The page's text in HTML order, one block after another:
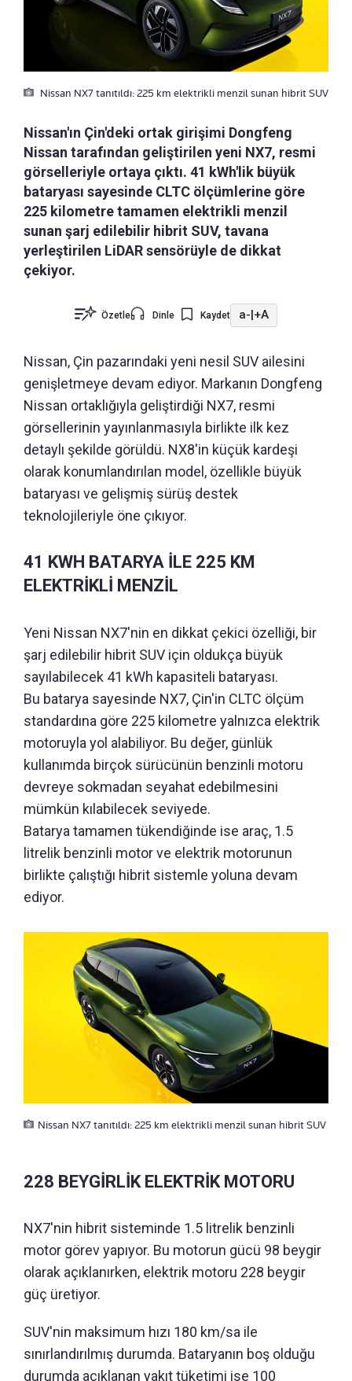
Nissan NX7 tanıtıldı: 225 km elektrikli menzil sunan hibrit SUV
Nissan'ın Çin'deki ortak girişimi Dongfeng
Nissan tarafından geliştirilen yeni NX7, resmi
görselleriyle ortaya çıktı. 41 kWh'lik büyük
bataryası sayesinde CLTC ölçümlerine göre
225 kilometre tamamen elektrikli menzil
sunan şarj edilebilir hibrit SUV, tavana
yerleştirilen LiDAR sensörüyle de dikkat
çekiyor.
Özetle Dinle Kaydet a-|+A
Nissan, Çin pazarındaki yeni nesil SUV ailesini
genişletmeye devam ediyor. Markanın Dongfeng
Nissan ortaklığıyla geliştirdiği NX7, resmi
görsellerinin yayınlanmasıyla birlikte ilk kez
detaylı şekilde görüldü. NX8'in küçük kardeşi
olarak konumlandırılan model, özellikle büyük
bataryası ve gelişmiş sürüş destek
teknolojileriyle öne çıkıyor.
41 KWH BATARYA İLE 225 KM
ELEKTRİKLİ MENZİL
Yeni Nissan NX7'nin en dikkat çekici özelliği, bir
şarj edilebilir hibrit SUV için oldukça büyük
sayılabilecek 41 kWh kapasiteli bataryası.
Bu batarya sayesinde NX7, Çin'in CLTC ölçüm
standardına göre 225 kilometre yalnızca elektrik
motoruyla yol alabiliyor. Bu değer, günlük
kullanımda birçok sürücünün benzinli motoru
devreye sokmadan seyahat edebilmesini
mümkün kılabilecek seviyede.
Batarya tamamen tükendiğinde ise araç, 1.5
litrelik benzinli motor ve elektrik motorunun
birlikte çalıştığı hibrit sistemle yoluna devam
ediyor.
Nissan NX7 tanıtıldı: 225 km elektrikli menzil sunan hibrit SUV
228 BEYGİRLİK ELEKTRİK MOTORU
NX7'nin hibrit sisteminde 1.5 litrelik benzinli
motor görev yapıyor. Bu motorun gücü 98 beygir
olarak açıklanırken, elektrik motoru 228 beygir
güç üretiyor.
SUV'nin maksimum hızı 180 km/sa ile
sınırlandırılmış durumda. Bataryanın boş olduğu
durumda açıklanan yakıt tüketimi ise 100